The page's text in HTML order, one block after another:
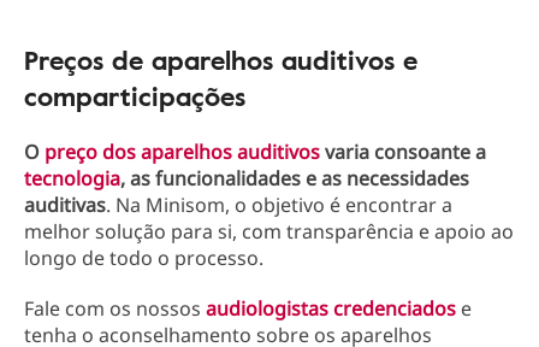
Preços de aparelhos auditivos e
comparticipações
O preço dos aparelhos auditivosvaria consoante a
tecnologia, as funcionalidades e as necessidades
auditivas. Na Minisom, o objetivo é encontrar a
melhor solução para si, com transparência e apoio ao
longo de todo o processo.
Fale com os nossos audiologistas credenciados e
tenha o aconselhamento sobre os aparelhos